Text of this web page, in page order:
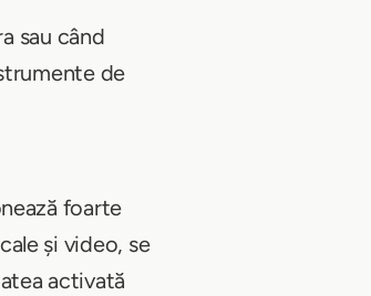
sau când
de
foarte
și video, se
activată